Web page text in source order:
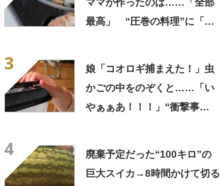
最高」 “圧巻の料理”に「う
3
娘「コオロギ捕まえた！」虫
かごの中をのぞくと……「い
やぁぁあ！！！」“衝撃事
4
廃棄予定だった“100キロ”の
巨大スイカ→8時間かけて切る